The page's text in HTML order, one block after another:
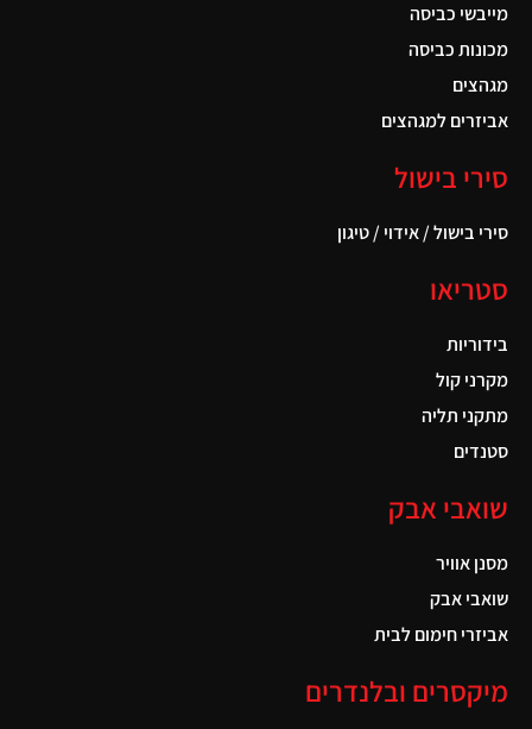
מייבשי כביסה
מכונות כביסה
מגהצים
אביזרים למגהצים
סירי בישול
סירי בישול / אידוי / טיגון
סטריאו
בידוריות
מקרני קול
מתקני תליה
סטנדים
שואבי אבק
מסנן אוויר
שואבי אבק
אביזרי חימום לבית
מיקסרים ובלנדרים